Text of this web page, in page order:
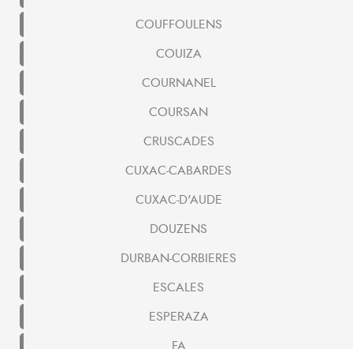
COUFFOULENS
COUIZA
COURNANEL
COURSAN
CRUSCADES
CUXAC-CABARDES
CUXAC-D'AUDE
DOUZENS
DURBAN-CORBIERES
ESCALES
ESPERAZA